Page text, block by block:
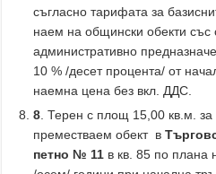
съгласно тарифата за
наем на общински обекти със
административно
10 % /десет процента/ от
наемна цена без вкл. ДДС.
8 . Терен с площ 15,00 кв.м.
преместваем обект в
петно № 11 в кв. 85 по плана